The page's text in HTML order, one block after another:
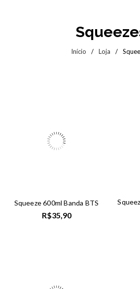
Início / Loja /
Squeeze 600ml Banda BTS
R$35,90